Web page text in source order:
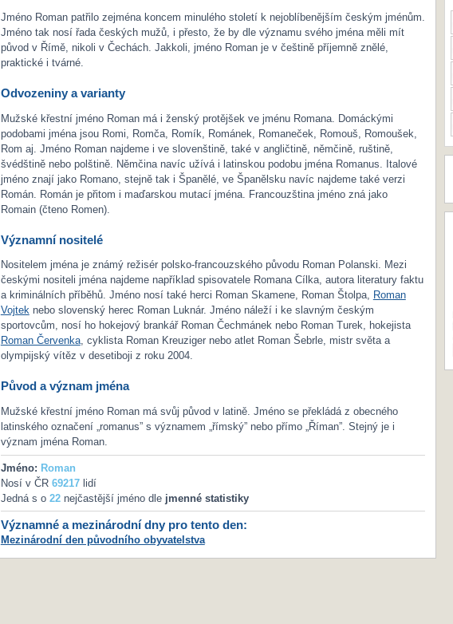
Jméno Roman patřilo zejména koncem minulého století k nejoblíbenějším českým jménům.
Jméno tak nosí řada českých mužů, i přesto, že by dle významu svého jména měli mít
původ v Římě, nikoli v Čechách. Jakkoli, jméno Roman je v češtině příjemně znělé,
praktické i tvárné.
Odvozeniny a varianty
Mužské křestní jméno Roman má i ženský protějšek ve jménu Romana. Domáckými
podobami jména jsou Romi, Romča, Romík, Románek, Romaneček, Romouš, Romoušek,
Rom aj. Jméno Roman najdeme i ve slovenštině, také v angličtině, němčině, ruštině,
švédštině nebo polštině. Němčina navíc užívá i latinskou podobu jména Romanus. Italové
jméno znají jako Romano, stejně tak i Španělé, ve Španělsku navíc najdeme také verzi
Román. Román je přitom i maďarskou mutací jména. Francouzština jméno zná jako
Romain (čteno Romen).
Významní nositelé
Nositelem jména je známý režisér polsko-francouzského původu Roman Polanski. Mezi
českými nositeli jména najdeme například spisovatele Romana Cílka, autora literatury faktu
a kriminálních příběhů. Jméno nosí také herci Roman Skamene, Roman Štolpa, Roman
Vojteknebo slovenský herec Roman Luknár. Jméno náleží i ke slavným českým
sportovcům, nosí ho hokejový brankář Roman Čechmánek nebo Roman Turek, hokejista
Roman Červenka, cyklista Roman Kreuziger nebo atlet Roman Šebrle, mistr světa a
olympijský vítěz v desetiboji z roku 2004.
Původ a význam jména
Mužské křestní jméno Roman má svůj původ v latině. Jméno se překládá z obecného
latinského označení „romanus” s významem „římský” nebo přímo „Říman”. Stejný je i
význam jména Roman.
Jméno: Roman
Nosí v ČR 69217lidí
Jedná s o 22nejčastější jméno dle jmenné statistiky
Významné a mezinárodní dny pro tento den:
Mezinárodní den původního obyvatelstva